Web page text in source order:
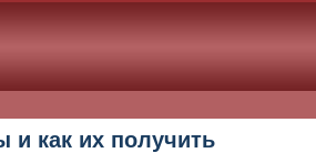
как их получить